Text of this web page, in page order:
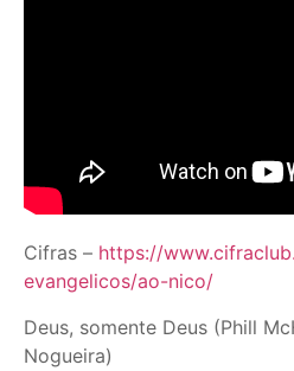
Cifras – https://
evangelicos/ao-nico/
Deus, somente Deus (Phill
Nogueira)